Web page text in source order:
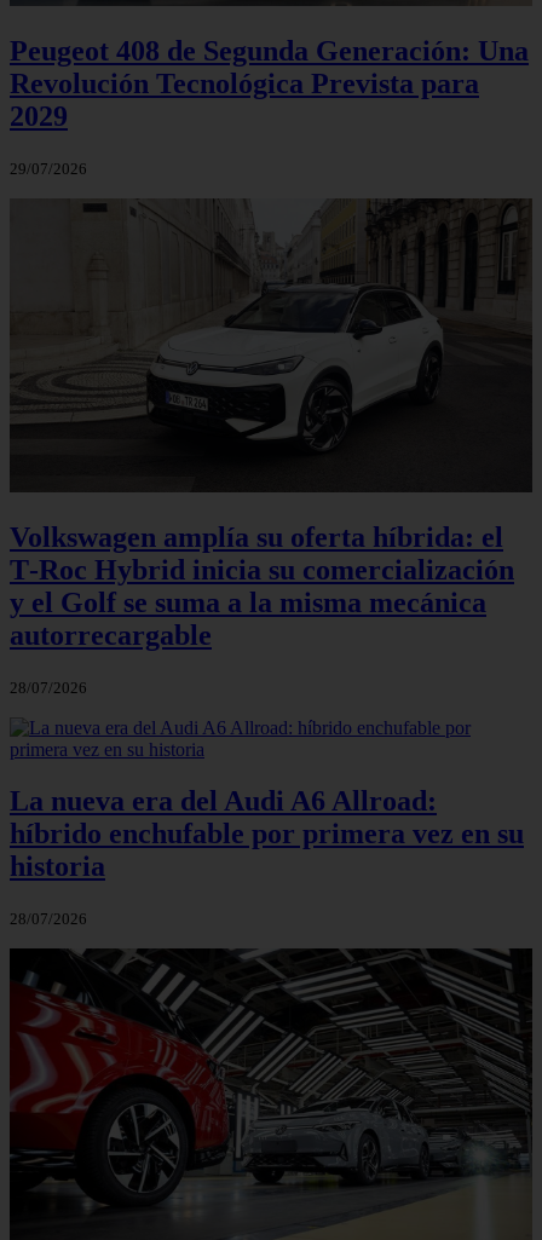
Peugeot 408 de Segunda Generación: Una
Revolución Tecnológica Prevista para
2029
29/07/2026
Volkswagen amplía su oferta híbrida: el
T‑Roc Hybrid inicia su comercialización
y el Golf se suma a la misma mecánica
autorrecargable
28/07/2026
La nueva era del Audi A6 Allroad:
híbrido enchufable por primera vez en su
historia
28/07/2026